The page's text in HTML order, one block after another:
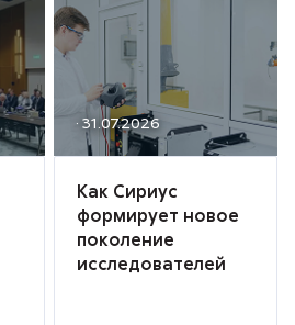
· 31.07.2026
Как Сириус
формирует новое
поколение
исследователей